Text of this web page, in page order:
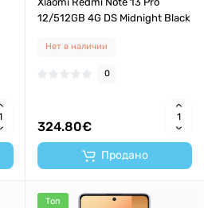
12/512GB 4G DS Midnight Black
Нет в наличии
0
324.80€
Продано
Топ